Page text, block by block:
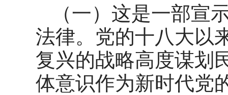
（一）这是一部宣
法律。党的十八大以
复兴的战略高度谋划
体意识作为新时代党